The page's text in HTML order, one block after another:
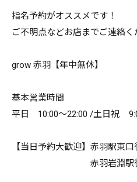
指名予約がオススメです！
ご不明点などお店までご連絡く
grow 赤羽【年中無休】
基本営業時間
平日 10:00～22:00 /土日祝
【当日予約大歓迎】赤羽駅東
赤羽岩淵駅徒